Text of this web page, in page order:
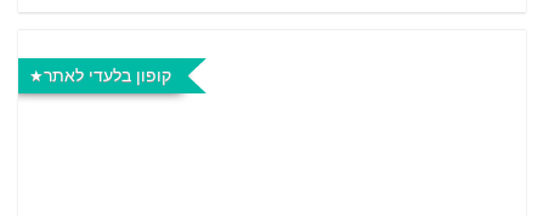
קופון בלעדי לאתר